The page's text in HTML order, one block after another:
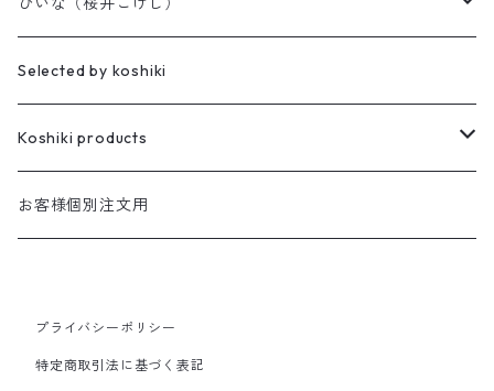
櫻井家の伝統こけし
櫻井家の鳴子こけし
櫻井家の創作こけし
Hagoromo
季節人形・飾り
昭寛作
華雅
座雛
華珠
親王飾り
貴心松華
親王飾り〔道具付き〕
段飾り
花つむぎ
Selected by koshiki
Koshiki products
本
手ぬぐい
お客様個別注文用
プライバシーポリシー
特定商取引法に基づく表記